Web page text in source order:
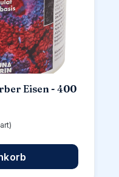
Eisen - 400